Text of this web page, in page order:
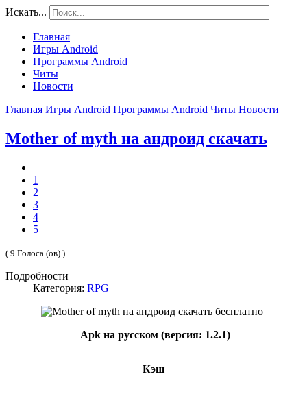
Искать...
Главная
Игры Android
Программы Android
Читы
Новости
Главная Игры Android Программы Android Читы Новости
Mother of myth на андроид скачать
1
2
3
4
5
( 9 Голоса (ов) )
Подробности
Категория: RPG
Apk на русском (версия: 1.2.1)
Кэш